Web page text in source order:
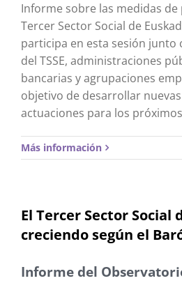
Informe sobre las medidas
Tercer Sector Social de
participa en esta sesión junto
del TSSE, administraciones
bancarias y agrupaciones
objetivo de desarrollar
actuaciones para los
Más información
El Tercer Sector Social
creciendo según el
Informe del